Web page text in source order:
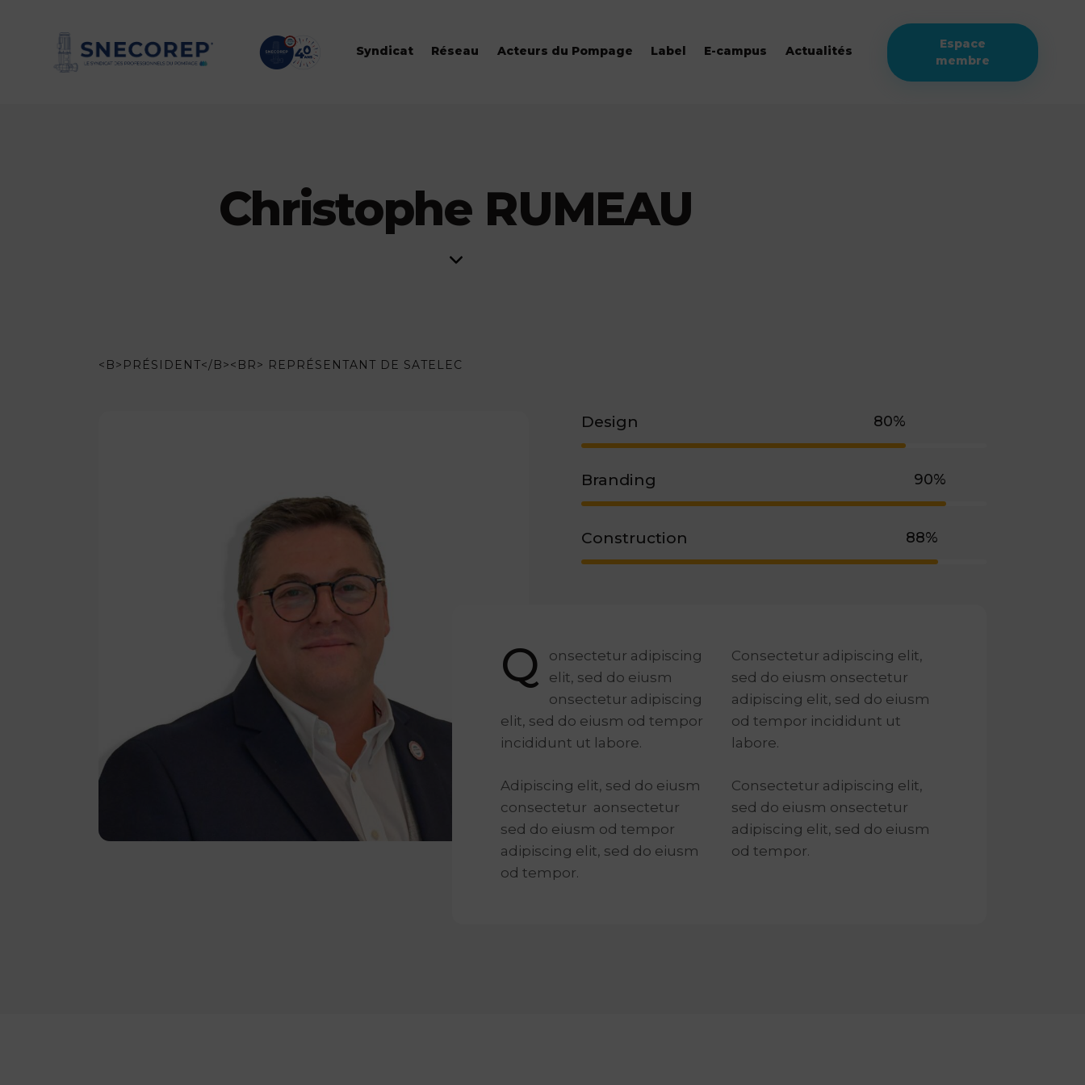
Syndicat Réseau Acteurs du Pompage Label E-campus Actualités
Espace
membre
Christophe RUMEAU
<B>PRÉSIDENT</B><BR> REPRÉSENTANT DE SATELEC
Design 80%
Branding 90%
Construction 88%
Q
onsectetur adipiscing
elit, sed do eiusm
onsectetur adipiscing
elit, sed do eiusm od tempor
incididunt ut labore.
Adipiscing elit, sed do eiusm
consectetur aonsectetur
sed do eiusm od tempor
adipiscing elit, sed do eiusm
od tempor.
Consectetur adipiscing elit,
sed do eiusm onsectetur
adipiscing elit, sed do eiusm
od tempor incididunt ut
labore.
Consectetur adipiscing elit,
sed do eiusm onsectetur
adipiscing elit, sed do eiusm
od tempor.